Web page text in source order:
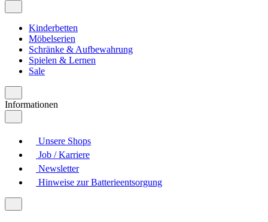
Kinderbetten
Möbelserien
Schränke & Aufbewahrung
Spielen & Lernen
Sale
Informationen
Unsere Shops
Job / Karriere
Newsletter
Hinweise zur Batterieentsorgung